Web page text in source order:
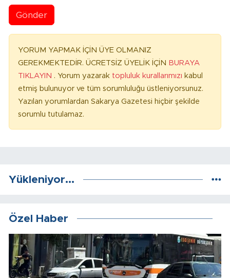
Gönder
YORUM YAPMAK İÇİN ÜYE OLMANIZ
GEREKMEKTEDİR. ÜCRETSİZ ÜYELİK İÇİN BURAYA
TIKLAYIN . Yorum yazarak topluluk kurallarımızı kabul
etmiş bulunuyor ve tüm sorumluluğu üstleniyorsunuz.
Yazılan yorumlardan Sakarya Gazetesi hiçbir şekilde
sorumlu tutulamaz.
Yükleniyor...
Özel Haber